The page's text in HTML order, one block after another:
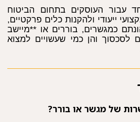
עבור העוסקים בתחום הביטוח
ייעודי ולהקנות כלים פרקטיים,
כמגשרים, בוררים או **מיישב
לסכסוך והן כמי שעשויים למצוא
של מגשר או בורר?